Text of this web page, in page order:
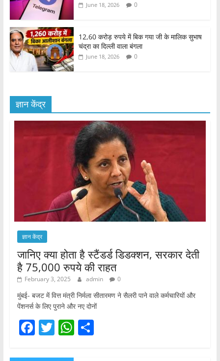
June 18, 2026 0
12,60 करोड़ रुपये में बिक गया जी के मालिक सुभाष
चंद्रा का दिल्ली वाला बंगला
June 18, 2026 0
ज्ञान केंद्र
ज्ञान केंद्र
जानिए क्या होता है स्टैंडर्ड डिडक्शन, सरकार देती
है 75,000 रुपये की राहत
February 3, 2025 admin 0
मुंबई- बजट में वित्त मंत्री निर्मला सीतारमण ने सैलरी पाने वाले कर्मचारियों और
पेंशनर्स के लिए पुराने और नए दोनों
F T W S